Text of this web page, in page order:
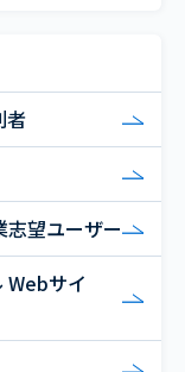
者
志望ユーザー
Webサイ